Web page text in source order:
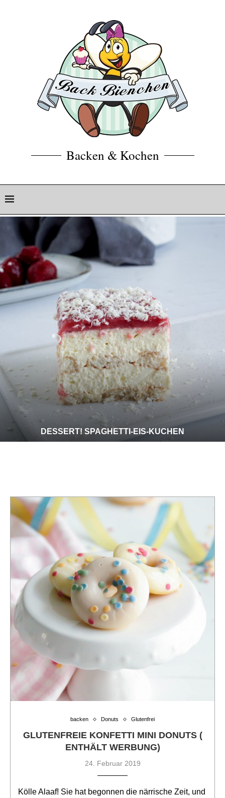
Backen & Kochen
DESSERT! SPAGHETTI-EIS-KUCHEN
backen Donuts Glutenfrei
GLUTENFREIE KONFETTI MINI DONUTS (
ENTHÄLT WERBUNG)
24. Februar 2019
Kölle Alaaf! Sie hat begonnen die närrische Zeit, und